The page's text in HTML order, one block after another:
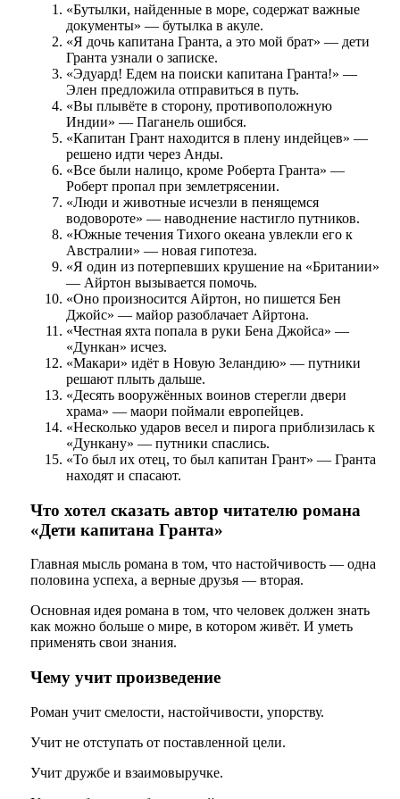
«Бутылки, найденные в море, содержат важные
документы» — бутылка в акуле.
«Я дочь капитана Гранта, а это мой брат» — дети
Гранта узнали о записке.
«Эдуард! Едем на поиски капитана Гранта!» —
Элен предложила отправиться в путь.
«Вы плывёте в сторону, противоположную
Индии» — Паганель ошибся.
«Капитан Грант находится в плену индейцев» —
решено идти через Анды.
«Все были налицо, кроме Роберта Гранта» —
Роберт пропал при землетрясении.
«Люди и животные исчезли в пенящемся
водовороте» — наводнение настигло путников.
«Южные течения Тихого океана увлекли его к
Австралии» — новая гипотеза.
«Я один из потерпевших крушение на «Британии»
— Айртон вызывается помочь.
«Оно произносится Айртон, но пишется Бен
Джойс» — майор разоблачает Айртона.
«Честная яхта попала в руки Бена Джойса» —
«Дункан» исчез.
«Макари» идёт в Новую Зеландию» — путники
решают плыть дальше.
«Десять вооружённых воинов стерегли двери
храма» — маори поймали европейцев.
«Несколько ударов весел и пирога приблизилась к
«Дункану» — путники спаслись.
«То был их отец, то был капитан Грант» — Гранта
находят и спасают.
Что хотел сказать автор читателю романа
«Дети капитана Гранта»
Главная мысль романа в том, что настойчивость — одна
половина успеха, а верные друзья — вторая.
Основная идея романа в том, что человек должен знать
как можно больше о мире, в котором живёт. И уметь
применять свои знания.
Чему учит произведение
Роман учит смелости, настойчивости, упорству.
Учит не отступать от поставленной цели.
Учит дружбе и взаимовыручке.